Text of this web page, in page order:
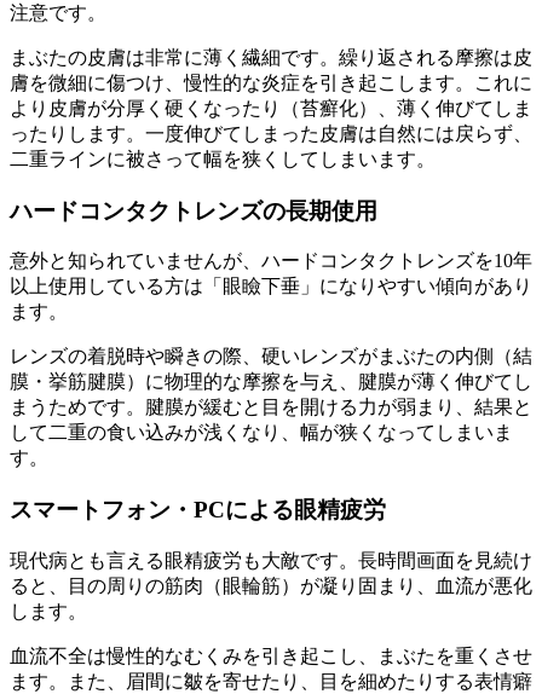
注意です。
まぶたの皮膚は非常に薄く繊細です。繰り返される摩擦は皮
膚を微細に傷つけ、慢性的な炎症を引き起こします。これに
より皮膚が分厚く硬くなったり（苔癬化）、薄く伸びてしま
ったりします。一度伸びてしまった皮膚は自然には戻らず、
二重ラインに被さって幅を狭くしてしまいます。
ハードコンタクトレンズの長期使用
意外と知られていませんが、ハードコンタクトレンズを10年
以上使用している方は「眼瞼下垂」になりやすい傾向があり
ます。
レンズの着脱時や瞬きの際、硬いレンズがまぶたの内側（結
膜・挙筋腱膜）に物理的な摩擦を与え、腱膜が薄く伸びてし
まうためです。腱膜が緩むと目を開ける力が弱まり、結果と
して二重の食い込みが浅くなり、幅が狭くなってしまいま
す。
スマートフォン・PCによる眼精疲労
現代病とも言える眼精疲労も大敵です。長時間画面を見続け
ると、目の周りの筋肉（眼輪筋）が凝り固まり、血流が悪化
します。
血流不全は慢性的なむくみを引き起こし、まぶたを重くさせ
ます。また、眉間に皺を寄せたり、目を細めたりする表情癖